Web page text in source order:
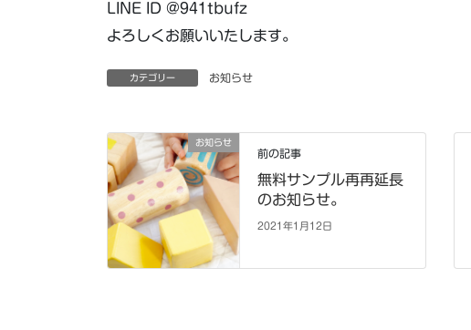
LINE ID @941tbufz
よろしくお願いいたします。
カテゴリー お知らせ
お知らせ
前の記事
無料サンプル再再延長
のお知らせ。
2021年1月12日